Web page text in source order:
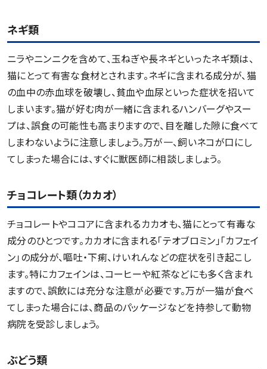
ネギ類
ニラやニンニクを含めて、玉ねぎや長ネギといったネギ類は、
猫にとって有害な食材とされます。ネギに含まれる成分が、猫
の血中の赤血球を破壊し、貧血や血尿といった症状を招いて
しまいます。猫が好む肉が一緒に含まれるハンバーグやスー
プは、誤食の可能性も高まりますので、目を離した隙に食べて
しまわないように注意しましょう。万が一、飼いネコが口にし
てしまった場合には、すぐに獣医師に相談しましょう。
チョコレート類（カカオ）
チョコレートやココアに含まれるカカオも、猫にとって有毒な
成分のひとつです。カカオに含まれる「テオブロミン」「カフェイ
ン」の成分が、嘔吐・下痢、けいれんなどの症状を引き起こし
ます。特にカフェインは、コーヒーや紅茶などにも多く含まれ
ますので、誤飲には充分な注意が必要です。万が一猫が食べ
てしまった場合には、商品のパッケージなどを持参して動物
病院を受診しましょう。
ぶどう類